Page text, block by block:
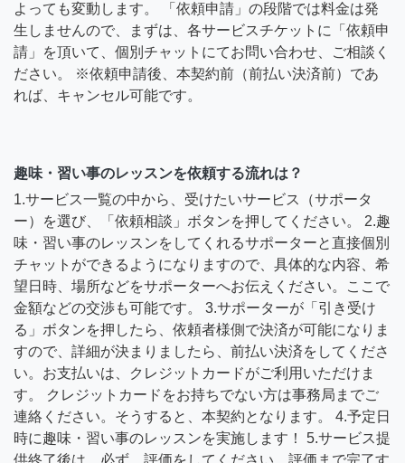
よっても変動します。 「依頼申請」の段階では料金は発
生しませんので、まずは、各サービスチケットに「依頼申
請」を頂いて、個別チャットにてお問い合わせ、ご相談く
ださい。 ※依頼申請後、本契約前（前払い決済前）であ
れば、キャンセル可能です。
趣味・習い事のレッスンを依頼する流れは？
1.サービス一覧の中から、受けたいサービス（サポータ
ー）を選び、「依頼相談」ボタンを押してください。 2.趣
味・習い事のレッスンをしてくれるサポーターと直接個別
チャットができるようになりますので、具体的な内容、希
望日時、場所などをサポーターへお伝えください。ここで
金額などの交渉も可能です。 3.サポーターが「引き受け
る」ボタンを押したら、依頼者様側で決済が可能になりま
すので、詳細が決まりましたら、前払い決済をしてくださ
い。お支払いは、クレジットカードがご利用いただけま
す。 クレジットカードをお持ちでない方は事務局までご
連絡ください。そうすると、本契約となります。 4.予定日
時に趣味・習い事のレッスンを実施します！ 5.サービス提